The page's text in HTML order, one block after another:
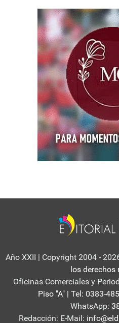
Año XXII | Copyright 2004 -
los derechos
Oficinas Comerciales y
Piso "A" | Tel: 0383-
WhatsApp:
Redacción: E-Mail: